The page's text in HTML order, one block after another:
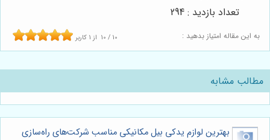
به این مقاله امتیاز بدهید : 10 / 10 از 1 کاربر
تعداد بازدید : 294
مطالب مشابه
بهترین لوازم یدکی بیل مکانیکی مناسب شرکت‌های راه‌سازی